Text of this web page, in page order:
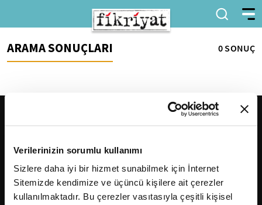
Verilerinizin sorumlu kullanımı
Sizlere daha iyi bir hizmet sunabilmek için İnternet
Sitemizde kendimize ve üçüncü kişilere ait çerezler
kullanılmaktadır. Bu çerezler vasıtasıyla çeşitli kişisel
ARAMA SONUÇLARI 0 SONUÇ
2026Fikriyat. Tüm hakları saklıdır.